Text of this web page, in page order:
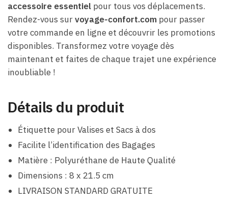
accessoire essentiel pour tous vos déplacements.
Rendez-vous survoyage-confort.com pour passer
votre commande en ligne et découvrir les promotions
disponibles. Transformez votre voyage dès
maintenant et faites de chaque trajet une expérience
inoubliable !
Détails du produit
Étiquette pour Valises et Sacs à dos
Facilite l’identification des Bagages
Matière : Polyuréthane de Haute Qualité
Dimensions : 8 x 21.5 cm
LIVRAISON STANDARD GRATUITE